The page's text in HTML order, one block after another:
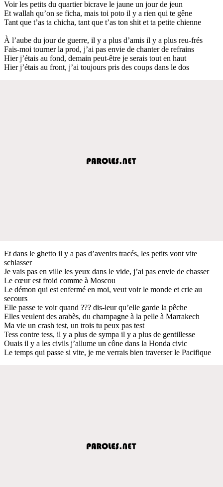
Voir les petits du quartier bicrave le jaune un jour de jeun
Et wallah qu’on se ficha, mais toi poto il y a rien qui te gêne
Tant que t’as ta chicha, tant que t’as ton shit et ta petite chienne
À l’aube du jour de guerre, il y a plus d’amis il y a plus reu-frés
Fais-moi tourner la prod, j’ai pas envie de chanter de refrains
Hier j’étais au fond, demain peut-être je serais tout en haut
Hier j’étais au front, j’ai toujours pris des coups dans le dos
Et dans le ghetto il y a pas d’avenirs tracés, les petits vont vite
schlasser
Je vais pas en ville les yeux dans le vide, j’ai pas envie de chasser
Le cœur est froid comme à Moscou
Le démon qui est enfermé en moi, veut voir le monde et crie au
secours
Elle passe te voir quand ??? dis-leur qu’elle garde la pêche
Elles veulent des arabès, du champagne à la pelle à Marrakech
Ma vie un crash test, un trois tu peux pas test
Tess contre tess, il y a plus de sympa il y a plus de gentillesse
Ouais il y a les civils j’allume un cône dans la Honda civic
Le temps qui passe si vite, je me verrais bien traverser le Pacifique